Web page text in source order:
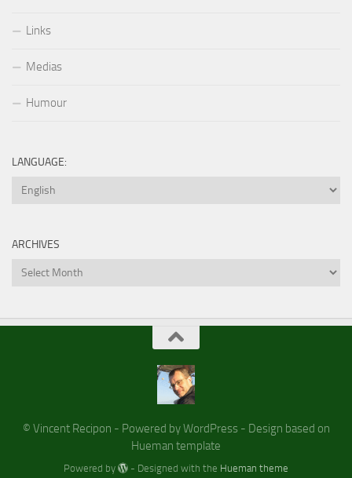
Links
Medias
Humour
LANGUAGE:
ARCHIVES
Archives
© Vincent Recipon - Powered by WordPress - Design based on
Hueman template
Powered by - Designed with the Hueman theme